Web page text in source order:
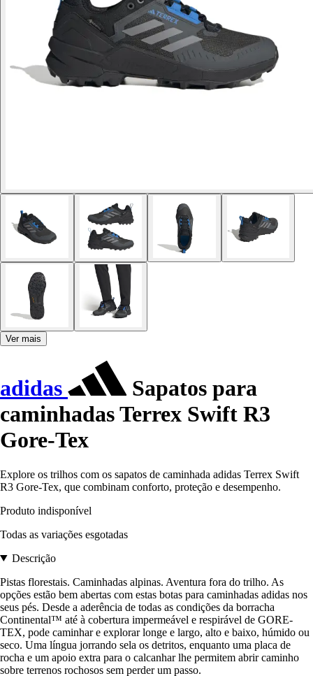
Ver mais
adidas
Sapatos para
caminhadas Terrex Swift R3
Gore-Tex
Explore os trilhos com os sapatos de caminhada adidas Terrex Swift
R3 Gore-Tex, que combinam conforto, proteção e desempenho.
Produto indisponível
Todas as variações esgotadas
Descrição
Pistas florestais. Caminhadas alpinas. Aventura fora do trilho. As
opções estão bem abertas com estas botas para caminhadas adidas nos
seus pés. Desde a aderência de todas as condições da borracha
Continental™ até à cobertura impermeável e respirável de GORE-
TEX, pode caminhar e explorar longe e largo, alto e baixo, húmido ou
seco. Uma língua jorrando sela os detritos, enquanto uma placa de
rocha e um apoio extra para o calcanhar lhe permitem abrir caminho
sobre terrenos rochosos sem perder um passo.